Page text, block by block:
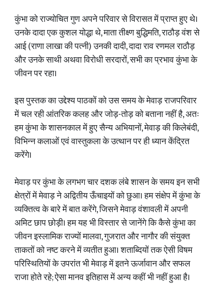
कुंभा को राज्योचित गुण अपने परिवार से विरासत में प्राप्त हुए थे।
उनके दादा एक कुशल योद्धा थे, माता तीक्ष्ण बुद्धिमति, राठौड़ वंश से
आई (राणा लाखा की पत्नी) उनकी दादी, दादा राव रणमल राठौड़
और उनके साथी अथवा विरोधी सरदारों, सभी का प्रभाव कुंभा के
जीवन पर रहा।
इस पुस्तक का उद्देश्य पाठकों को उस समय के मेवाड़ राजपरिवार
में चल रही आंतरिक कलह और जोड़-तोड़ को बताना नहीं है, अतः
हम कुंभा के शासनकाल में हुए सैन्य अभियानों, मेवाड़ की किलेबंदी,
विभिन्न कलाओं एवं वास्तुकला के उत्थान पर ही ध्यान केंद्रित
करेंगे।
मेवाड़ पर कुंभा के लगभग चार दशक लंबे शासन के समय इन सभी
क्षेत्रों में मेवाड़ ने अद्वितीय ऊँचाइयों को छुआ। हम संक्षेप में कुंभा के
व्यक्तित्व के बारे में बात करेंगे, जिसने मेवाड़ वंशावली में अपनी
अमिट छाप छोड़ी। हम यह भी विस्तार से जानेंगे कि कैसे कुंभा का
जीवन इस्लामिक राज्यों मालवा, गुजरात और नागौर की संयुक्त
ताकतों को नष्ट करने में व्यतीत हुआ। शताब्दियों तक ऐसी विषम
परिस्थितियों के उपरांत भी मेवाड़ में इतने ऊर्जावान और सफल
राजा होते रहे; ऐसा मानव इतिहास में अन्य कहीं भी नहीं हुआ है।